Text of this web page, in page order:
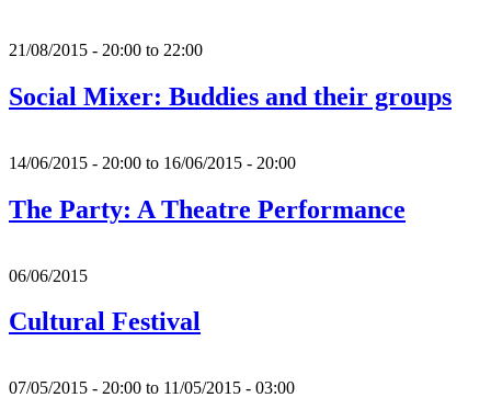
21/08/2015 - 20:00 to 22:00
Social Mixer: Buddies and their groups
14/06/2015 - 20:00 to 16/06/2015 - 20:00
The Party: A Theatre Performance
06/06/2015
Cultural Festival
07/05/2015 - 20:00 to 11/05/2015 - 03:00